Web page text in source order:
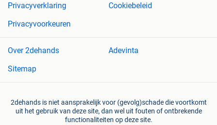
Privacyverklaring
Cookiebeleid
Privacyvoorkeuren
Over 2dehands
Adevinta
Sitemap
2dehands is niet aansprakelijk voor (gevolg)schade die voortkomt
uit het gebruik van deze site, dan wel uit fouten of ontbrekende
functionaliteiten op deze site.